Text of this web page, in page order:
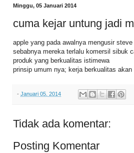
Minggu, 05 Januari 2014
cuma kejar untung jadi
apple yang pada awalnya mengusir
sebabnya mereka terlalu komersil sibuk
produk yang berkualitas istimewa
prinsip umum nya; kerja berkualitas
- Januari 05, 2014
Tidak ada komentar:
Posting Komentar